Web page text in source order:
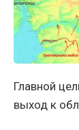
Главной
выход к